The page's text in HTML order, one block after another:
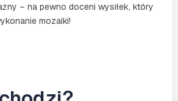
– na pewno doceni wysiłek, który
mozaiki!